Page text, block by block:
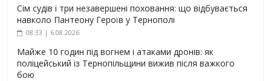
Сім судів і три незавершені поховання: що відбувається
навколо Пантеону Героїв у Тернополі
08:33 | 6.08.2026
Майже 10 годин під вогнем і атаками дронів: як
поліцейський із Тернопільщини вижив після важкого
бою